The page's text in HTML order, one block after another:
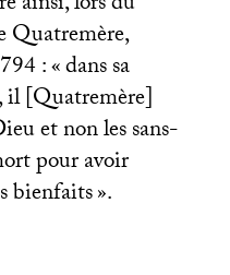
Quatremère,
: «dans sa
il [Quatremère]
et non les sans-
pour avoir
bienfaits».